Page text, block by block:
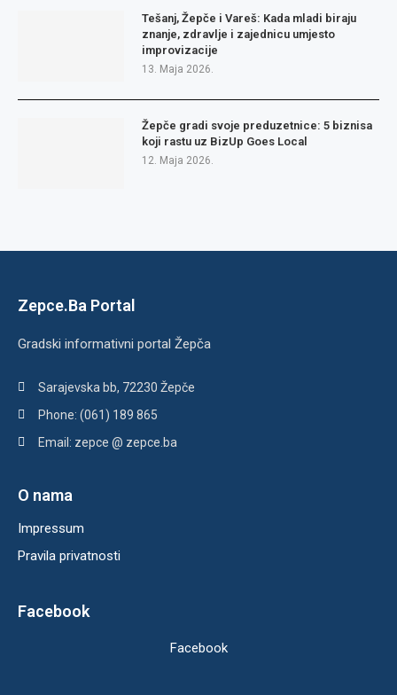
Tešanj, Žepče i Vareš: Kada mladi biraju
znanje, zdravlje i zajednicu umjesto
improvizacije
13. Maja 2026.
Žepče gradi svoje preduzetnice: 5 biznisa
koji rastu uz BizUp Goes Local
12. Maja 2026.
Zepce.Ba Portal
Gradski informativni portal Žepča
Sarajevska bb, 72230 Žepče
Phone: (061) 189 865
Email: zepce @ zepce.ba
O nama
Impressum
Pravila privatnosti
Facebook
Facebook